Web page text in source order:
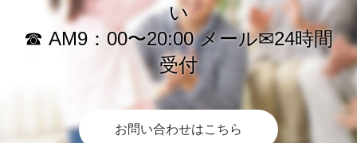
い
☎︎ AM9：00〜20:00 メール✉︎24時間
受付
お問い合わせはこちら